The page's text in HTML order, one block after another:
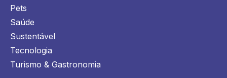
Pets
Saúde
Sustentável
Tecnologia
Turismo & Gastronomia